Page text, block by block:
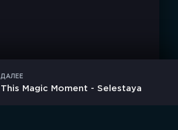
ДАЛЕЕ
This Magic Moment - Selestaya